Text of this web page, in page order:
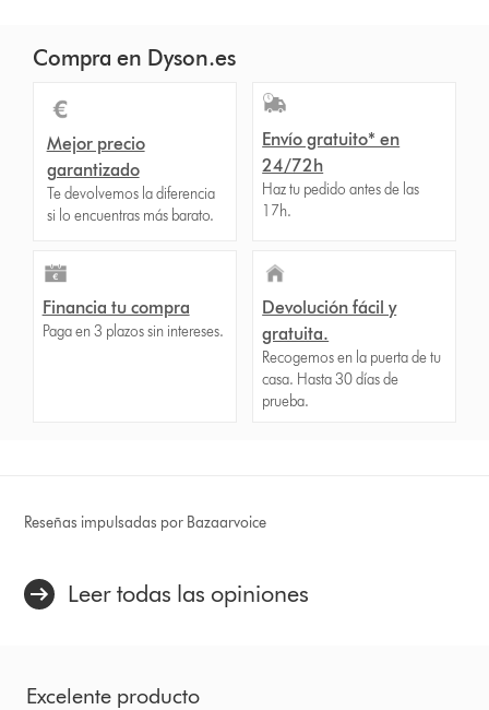
Compra en Dyson.es
Mejor precio
garantizado
Te devolvemos la diferencia
si lo encuentras más barato.
Envío gratuito* en
24/72h
Haz tu pedido antes de las
17h.
Financia tu compra
Paga en 3 plazos sin intereses.
Devolución fácil y
gratuita.
Recogemos en la puerta de tu
casa. Hasta 30 días de
prueba.
Reseñas impulsadas por Bazaarvoice
Leer todas las opiniones
Excelente producto